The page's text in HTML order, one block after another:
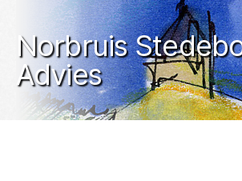
Norbruis
Advies